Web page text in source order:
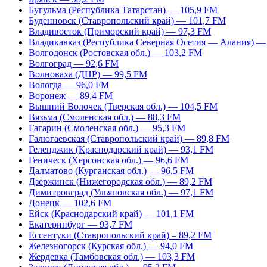
Бугульма (Республика Татарстан) — 105,9 FM
Буденновск (Ставропольский край) — 101,7 FM
Владивосток (Приморский край) — 97,3 FM
Владикавказ (Республика Северная Осетия — Алания)
Волгодонск (Ростовская обл.) — 103,2 FM
Волгоград — 92,6 FM
Волноваха (ДНР) — 99,5 FM
Вологда — 96,0 FM
Воронеж — 89,4 FM
Вышний Волочек (Тверская обл.) — 104,5 FM
Вязьма (Смоленская обл.) — 88,3 FM
Гагарин (Смоленская обл.) — 95,3 FM
Галюгаевская (Ставропольский край) — 89,8 FM
Геленджик (Краснодарский край) — 93,1 FM
Геническ (Херсонская обл.) — 96,6 FM
Далматово (Курганская обл.) — 96,5 FM
Дзержинск (Нижегородская обл.) — 89,2 FM
Димитровград (Ульяновская обл.) — 97,1 FM
Донецк — 102,6 FM
Ейск (Краснодарский край) — 101,1 FM
Екатеринбург — 93,7 FM
Ессентуки (Ставропольский край) – 89,2 FM
Железногорск (Курская обл.) — 94,0 FM
Жердевка (Тамбовская обл.) — 103,3 FM